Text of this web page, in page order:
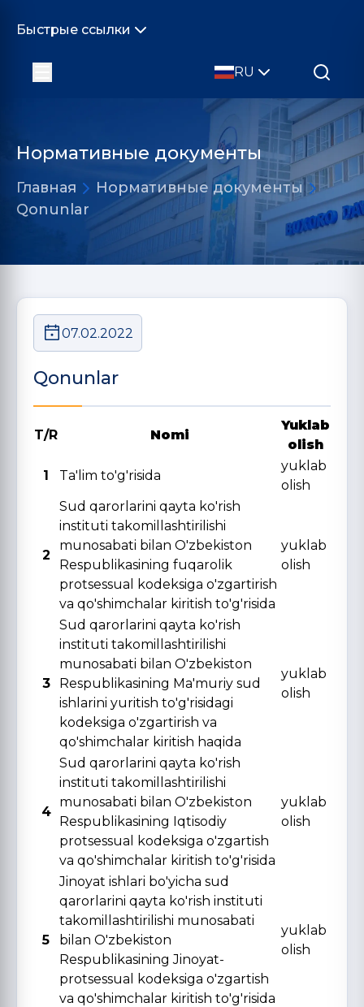
Быстрые ссылки
RU
Нормативные документы
Главная
Нормативные документы
Qonunlar
07.02.2022
Qonunlar
T/R Nomi
Yuklab
olish
1
Ta'lim to'g'risida
yuklab
olish
2
Sud qarorlarini qayta ko'rish
instituti takomillashtirilishi
munosabati bilan O'zbekiston
Respublikasining fuqarolik
protsessual kodeksiga o'zgartirish
va qo'shimchalar kiritish to'g'risida
yuklab
olish
3
Sud qarorlarini qayta ko'rish
instituti takomillashtirilishi
munosabati bilan O'zbekiston
Respublikasining Ma'muriy sud
ishlarini yuritish to'g'risidagi
kodeksiga o'zgartirish va
qo'shimchalar kiritish haqida
yuklab
olish
4
Sud qarorlarini qayta ko'rish
instituti takomillashtirilishi
munosabati bilan O'zbekiston
Respublikasining Iqtisodiy
protsessual kodeksiga o'zgartish
va qo'shimchalar kiritish to'g'risida
yuklab
olish
5
Jinoyat ishlari bo'yicha sud
qarorlarini qayta ko'rish instituti
takomillashtirilishi munosabati
bilan O'zbekiston
Respublikasining Jinoyat-
protsessual kodeksiga o'zgartish
va qo'shimchalar kiritish to'g'risida
yuklab
olish